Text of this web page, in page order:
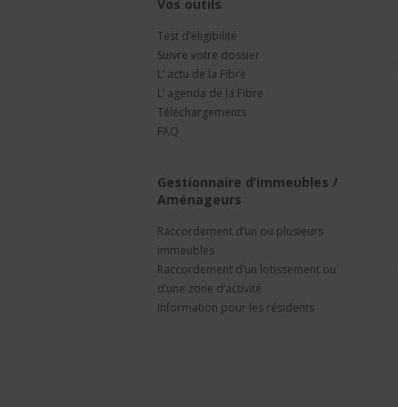
Vos outils
Test d’éligibilité
Suivre votre dossier
L’ actu de la Fibre
L’ agenda de la Fibre
Téléchargements
FAQ
Gestionnaire d’immeubles /
Aménageurs
Raccordement d’un ou plusieurs
immeubles
Raccordement d’un lotissement ou
d’une zone d’activité
Information pour les résidents